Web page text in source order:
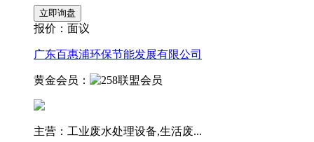
报价： 面议
广东百惠浦环保节能发展有限公司
黄金会员：
主营：工业废水处理设备,生活废...